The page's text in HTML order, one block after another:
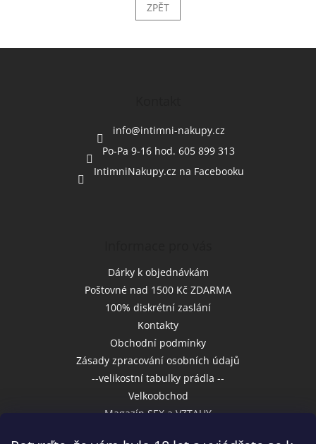
ZPĚT
info@intimni-nakupy.cz
Po-Pa 9-16 hod. 605 899 313
IntimniNakupy.cz na Facebooku
Dárky k objednávkám
Poštovné nad 1500 Kč ZDARMA
100% diskrétní zaslání
Kontakty
Obchodní podmínky
Zásady zpracování osobních údajů
--velikostní tabulky prádla --
Velkoobchod
Magazín SEX a VZTAHY